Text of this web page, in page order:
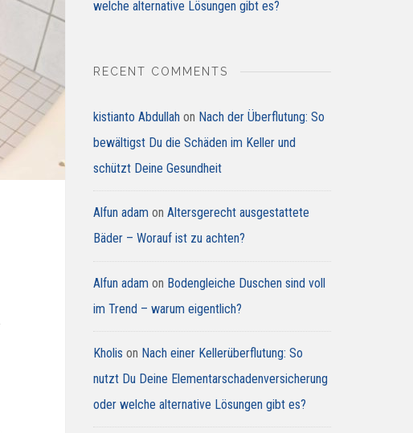
welche alternative Lösungen gibt es?
RECENT COMMENTS
kistianto Abdullah on Nach der Überflutung: So
bewältigst Du die Schäden im Keller und
schützt Deine Gesundheit
Alfun adam on Altersgerecht ausgestattete
Bäder – Worauf ist zu achten?
Alfun adam on Bodengleiche Duschen sind voll
im Trend – warum eigentlich?
Kholis on Nach einer Kellerüberflutung: So
nutzt Du Deine Elementarschadenversicherung
oder welche alternative Lösungen gibt es?